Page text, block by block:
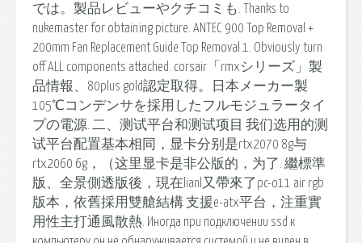
では。製品レビューやクチコミも. Thanks to
nukemaster for obtaining picture. ANTEC 900 Top Removal +
200mm Fan Replacement Guide Top Removal 1. Obviously turn
off ALL components attached. corsair「rmxシリーズ」製
品情報、80plus gold認定取得。日本メーカー製
105℃コンデンサを採用したフルモジュラータイ
プの電源. 二、测试平台和测试项目 我们选用的测
试平台配置基本相同，显卡分别是rtx2070 8g与
rtx2060 6g，（这里显卡是非公版的，为了. 繼標準
版、全景側透版後，現在lianl又帶來了pc-o11 air rgb
版本，依舊採用雙艙結構 支援e-atx平台，注重實
用性主打通風散熱. Иногда при подключении ssd к